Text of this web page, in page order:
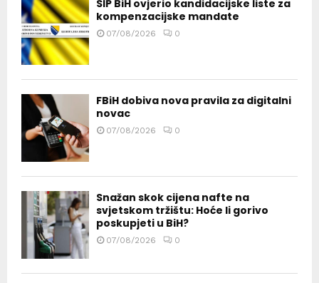
SIP BiH ovjerio kandidacijske liste za
kompenzacijske mandate
07/08/2026 0
FBiH dobiva nova pravila za digitalni
novac
07/08/2026 0
Snažan skok cijena nafte na
svjetskom tržištu: Hoće li gorivo
poskupjeti u BiH?
07/08/2026 0